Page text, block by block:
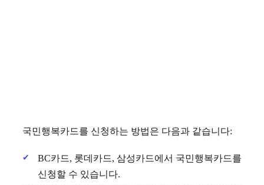
국민행복카드를 신청하는 방법은 다음과 같습니다:
BC카드, 롯데카드, 삼성카드에서 국민행복카드를
신청할 수 있습니다.